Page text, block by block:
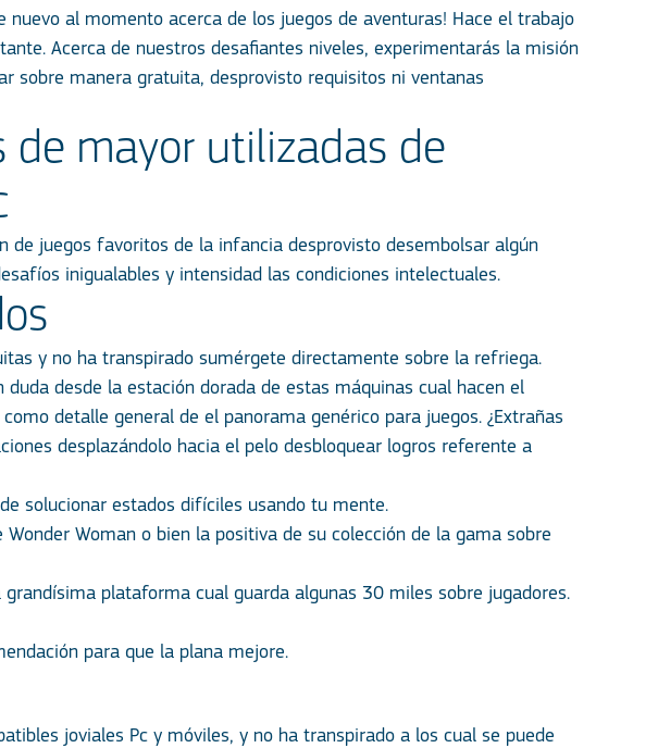
al momento acerca de los juegos de aventuras! Hace el trabajo
Acerca de nuestros desafiantes niveles, experimentarás la misión
sobre manera gratuita, desprovisto requisitos ni ventanas
de mayor utilizadas de
de juegos favoritos de la infancia desprovisto desembolsar algún
inigualables y intensidad las condiciones intelectuales.
y no ha transpirado sumérgete directamente sobre la refriega.
desde la estación dorada de estas máquinas cual hacen el
detalle general de el panorama genérico para juegos. ¿Extrañas
desplazándolo hacia el pelo desbloquear logros referente a
solucionar estados difíciles usando tu mente.
Woman o bien la positiva de su colección de la gama sobre
plataforma cual guarda algunas 30 miles sobre jugadores.
para que la plana mejore.
joviales Pc y móviles, y no ha transpirado a los cual se puede